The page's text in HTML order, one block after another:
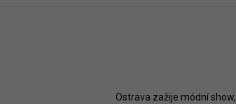
Ostrava zažije módní show,